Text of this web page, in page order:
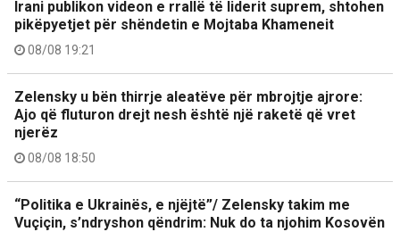
Irani publikon videon e rrallë të liderit suprem, shtohen
pikëpyetjet për shëndetin e Mojtaba Khameneit
08/08 19:21
Zelensky u bën thirrje aleatëve për mbrojtje ajrore:
Ajo që fluturon drejt nesh është një raketë që vret
njerëz
08/08 18:50
“Politika e Ukrainës, e njëjtë”/ Zelensky takim me
Vuçiçin, s’ndryshon qëndrim: Nuk do ta njohim Kosovën